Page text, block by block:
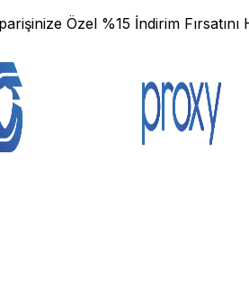
Özel %15 İndirim Fırsatını